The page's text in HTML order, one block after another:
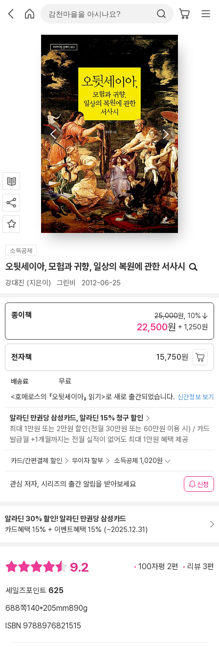
소득공제
오뒷세이아, 모험과 귀향, 일상의 복원에 관한 서사시
강대진 (지은이) 그린비 2012-06-25
종이책 25,000원, 10%
22,500원 + 1,250원
전자책 15,750원
배송료
무료
<호메로스의 『오뒷세이아』 읽기 >로 새로 출간되었습니다. 신간정보 보기
알라딘 만권당 삼성카드, 알라딘 15% 청구 할인
최대 1만원 또는 2만원 할인(전월 30만원 또는 60만원 이용 시) / 카드
발급월 +1개월까지는 전월 실적이 없어도 최대 1만원 혜택 제공
카드/간편결제 할인 무이자 할부 소득공제 1,020원
관심 저자, 시리즈의 출간 알림을 받아보세요 신청
알라딘 30% 할인! 알라딘 만권당 삼성카드
카드혜택 15% + 이벤트혜택 15% (~2025.12.31)
9.2 100자평 2편 리뷰 3편
세일즈포인트 625
688쪽140*205mm890g
ISBN 9788976821515